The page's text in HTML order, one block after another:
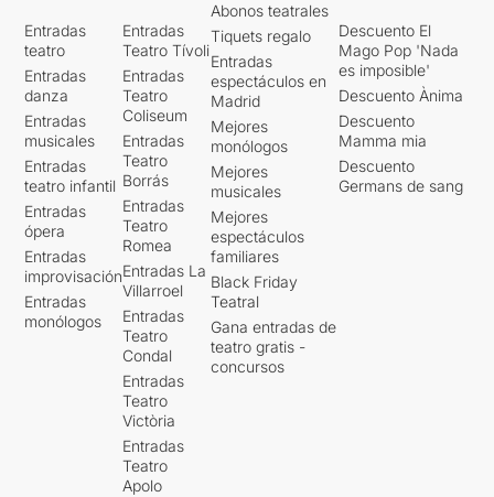
Entradas
teatro
Entradas
danza
Entradas
musicales
Entradas
teatro infantil
Entradas
ópera
Entradas
improvisación
Entradas
monólogos
Entradas
Teatro Tívoli
Entradas
Teatro
Coliseum
Entradas
Teatro
Borrás
Entradas
Teatro
Romea
Entradas La
Villarroel
Entradas
Teatro
Condal
Entradas
Teatro
Victòria
Entradas
Teatro
Apolo
Abonos teatrales
Tiquets regalo
Entradas
espectáculos en
Madrid
Mejores
monólogos
Mejores
musicales
Mejores
espectáculos
familiares
Black Friday
Teatral
Gana entradas de
teatro gratis -
concursos
Descuento El
Mago Pop 'Nada
es imposible'
Descuento Ànima
Descuento
Mamma mia
Descuento
Germans de sang